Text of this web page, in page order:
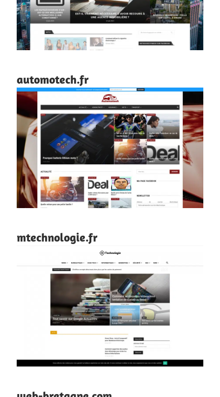
automotech.fr
mtechnologie.fr